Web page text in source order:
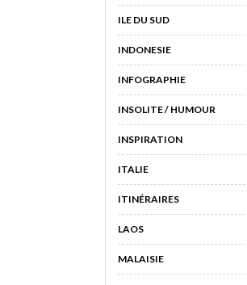
ILE DU SUD
INDONESIE
INFOGRAPHIE
INSOLITE / HUMOUR
INSPIRATION
ITALIE
ITINÉRAIRES
LAOS
MALAISIE